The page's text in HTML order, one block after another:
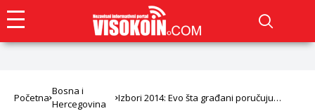
Početna
Bosna i
Hercegovina
Izbori 2014: Evo šta građani poručuju